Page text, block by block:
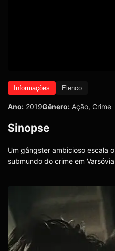
Informações Elenco
Ano: 2019Gênero: Ação, Crime
Sinopse
Um gângster ambicioso escala
submundo do crime em